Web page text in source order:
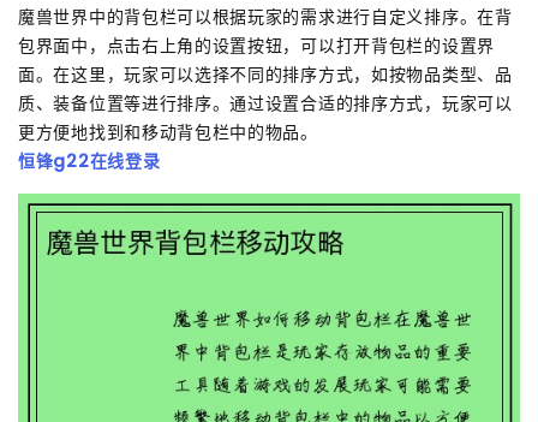
魔兽世界中的背包栏可以根据玩家的需求进行自定义排序。在背
包界面中，点击右上角的设置按钮，可以打开背包栏的设置界
面。在这里，玩家可以选择不同的排序方式，如按物品类型、品
质、装备位置等进行排序。通过设置合适的排序方式，玩家可以
更方便地找到和移动背包栏中的物品。
恒锋g22在线登录